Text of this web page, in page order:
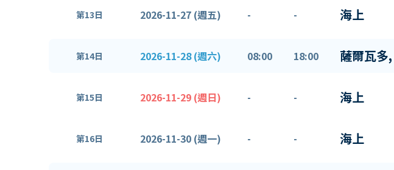
第13日 2026-11-27 (週五) - - 海上
第14日 2026-11-28 (週六) 08:00 18:00 薩爾瓦多
第15日 2026-11-29 (週日) - - 海上
第16日 2026-11-30 (週一) - - 海上